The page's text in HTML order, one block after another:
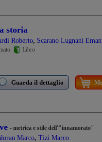
storia
Roberto, Scarano Lugnani
Libro
Guarda il dettaglio
- metrica e stile dell'"innamorato"
Marco, Tizi Marco